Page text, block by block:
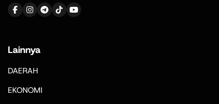
Lainnya
DAERAH
EKONOMI